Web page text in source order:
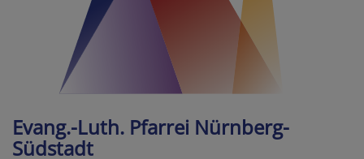
Evang.-Luth. Pfarrei Nürnberg-
Südstadt